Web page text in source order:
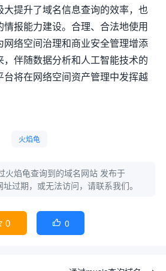
大提升了域名信息查询的效率，也
报能力建设。合理、合法地使用
网络空间治理和商业安全管理增添
伴随数据分析和人工智能技术的
将在网络空间资产管理中发挥越
火焰龟
火焰龟查询到的域名网站 发布于
过期，或无法访问，请联系我们。
0  0